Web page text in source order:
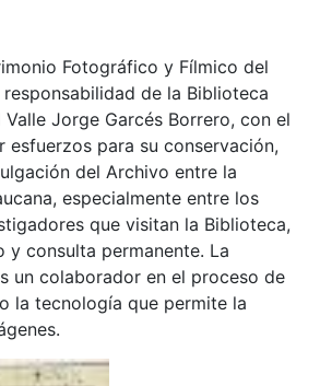
Fotográfico y Fílmico del
de la Biblioteca
Jorge Garcés Borrero, con el
esfuerzos para su conservación,
del Archivo entre la
especialmente entre los
que visitan la Biblioteca,
y consulta permanente. La
un colaborador en el proceso de
la tecnología que permite la